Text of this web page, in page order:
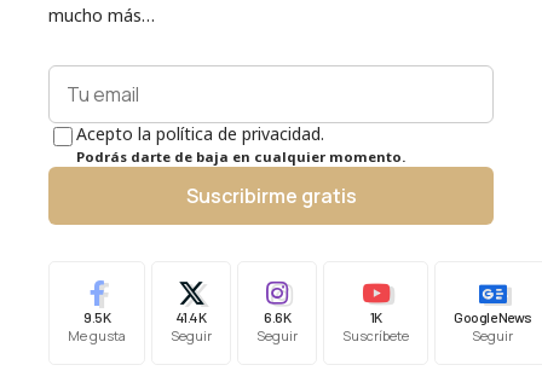
mucho más…
Acepto la política de privacidad.
Podrás darte de baja en cualquier momento.
Suscribirme gratis
9.5K
Me gusta
41.4K
Seguir
6.6K
Seguir
1K
Suscríbete
Google News
Seguir